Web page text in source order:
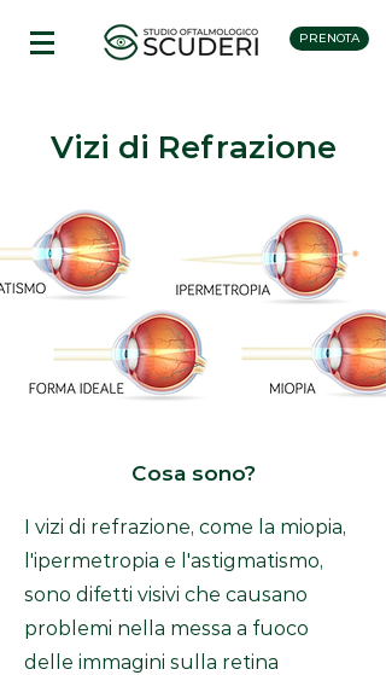
PRENOTA
Vizi di Refrazione
Cosa sono?
I vizi di refrazione, come la miopia,
l'ipermetropia e l'astigmatismo,
sono difetti visivi che causano
problemi nella messa a fuoco
delle immagini sulla retina